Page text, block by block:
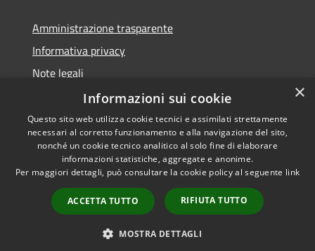
Amministrazione trasparente
Informativa privacy
Note legali
Dichiarazione di accessibilità
RSS
Accessibilità
Copyright © 2026 • Comune di
Vergiate • Powered by
Municipium•
Accesso
redazione
×
Informazioni sui cookie
Questo sito web utilizza cookie tecnici e assimilati strettamente
necessari al corretto funzionamento e alla navigazione del sito,
nonché un cookie tecnico analitico al solo fine di elaborare
informazioni statistiche, aggregate e anonime.
Per maggiori dettagli, può consultare la cookie policy al seguente link
ACCETTA TUTTO RIFIUTA TUTTO
MOSTRA DETTAGLI